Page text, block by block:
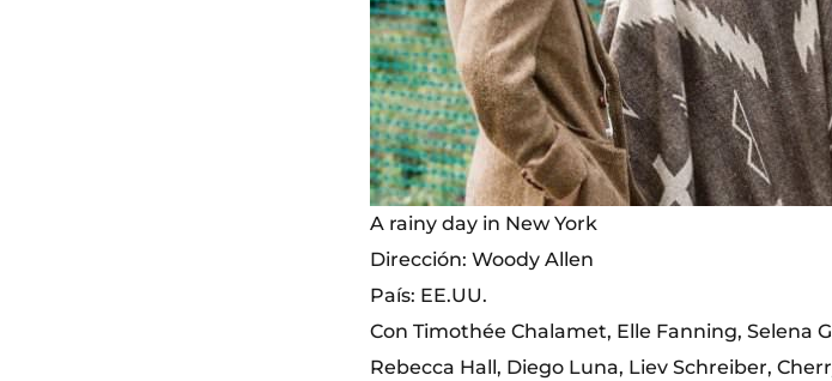
A rainy day in New York
Dirección: Woody Allen
País: EE.UU.
Con Timothée Chalamet, Elle Fanning, Selena
Rebecca Hall, Diego Luna, Liev Schreiber,